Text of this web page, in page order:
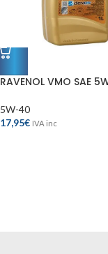
RAVENOL VMO SAE
5W-40
17,95€ IVA inc